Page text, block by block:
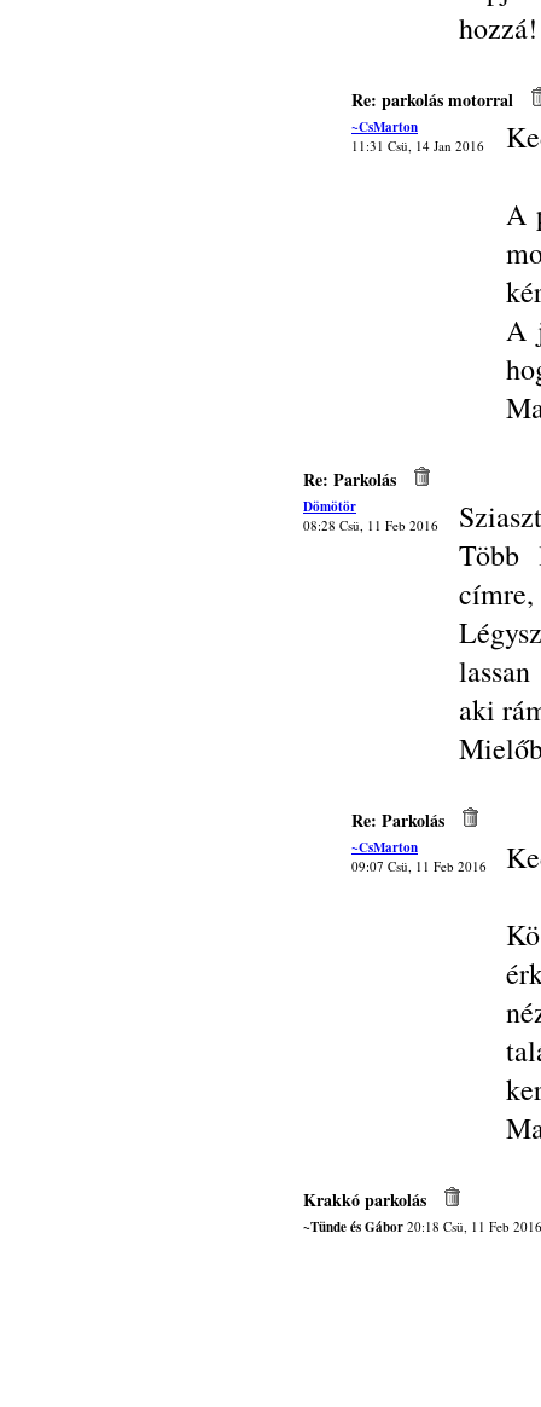
hozzá!
Re: parkolás motorral
~CsMarton
11:31 Csü, 14 Jan 2016
A
A
Re: Parkolás
Dömötör
08:28 Csü, 11 Feb 2016
Több
címre,
aki
Re: Parkolás
~CsMarton
09:07 Csü, 11 Feb 2016
Krakkó parkolás
~Tünde és Gábor 20:18 Csü, 11 Feb 2016